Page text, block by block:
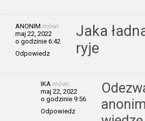
ANONIM mówi:
maj 22, 2022
o godzinie 6:42
Odpowiedz
Jaka
ryje
IKA mówi:
maj 22, 2022
o godzinie 9:56
Odpowiedz